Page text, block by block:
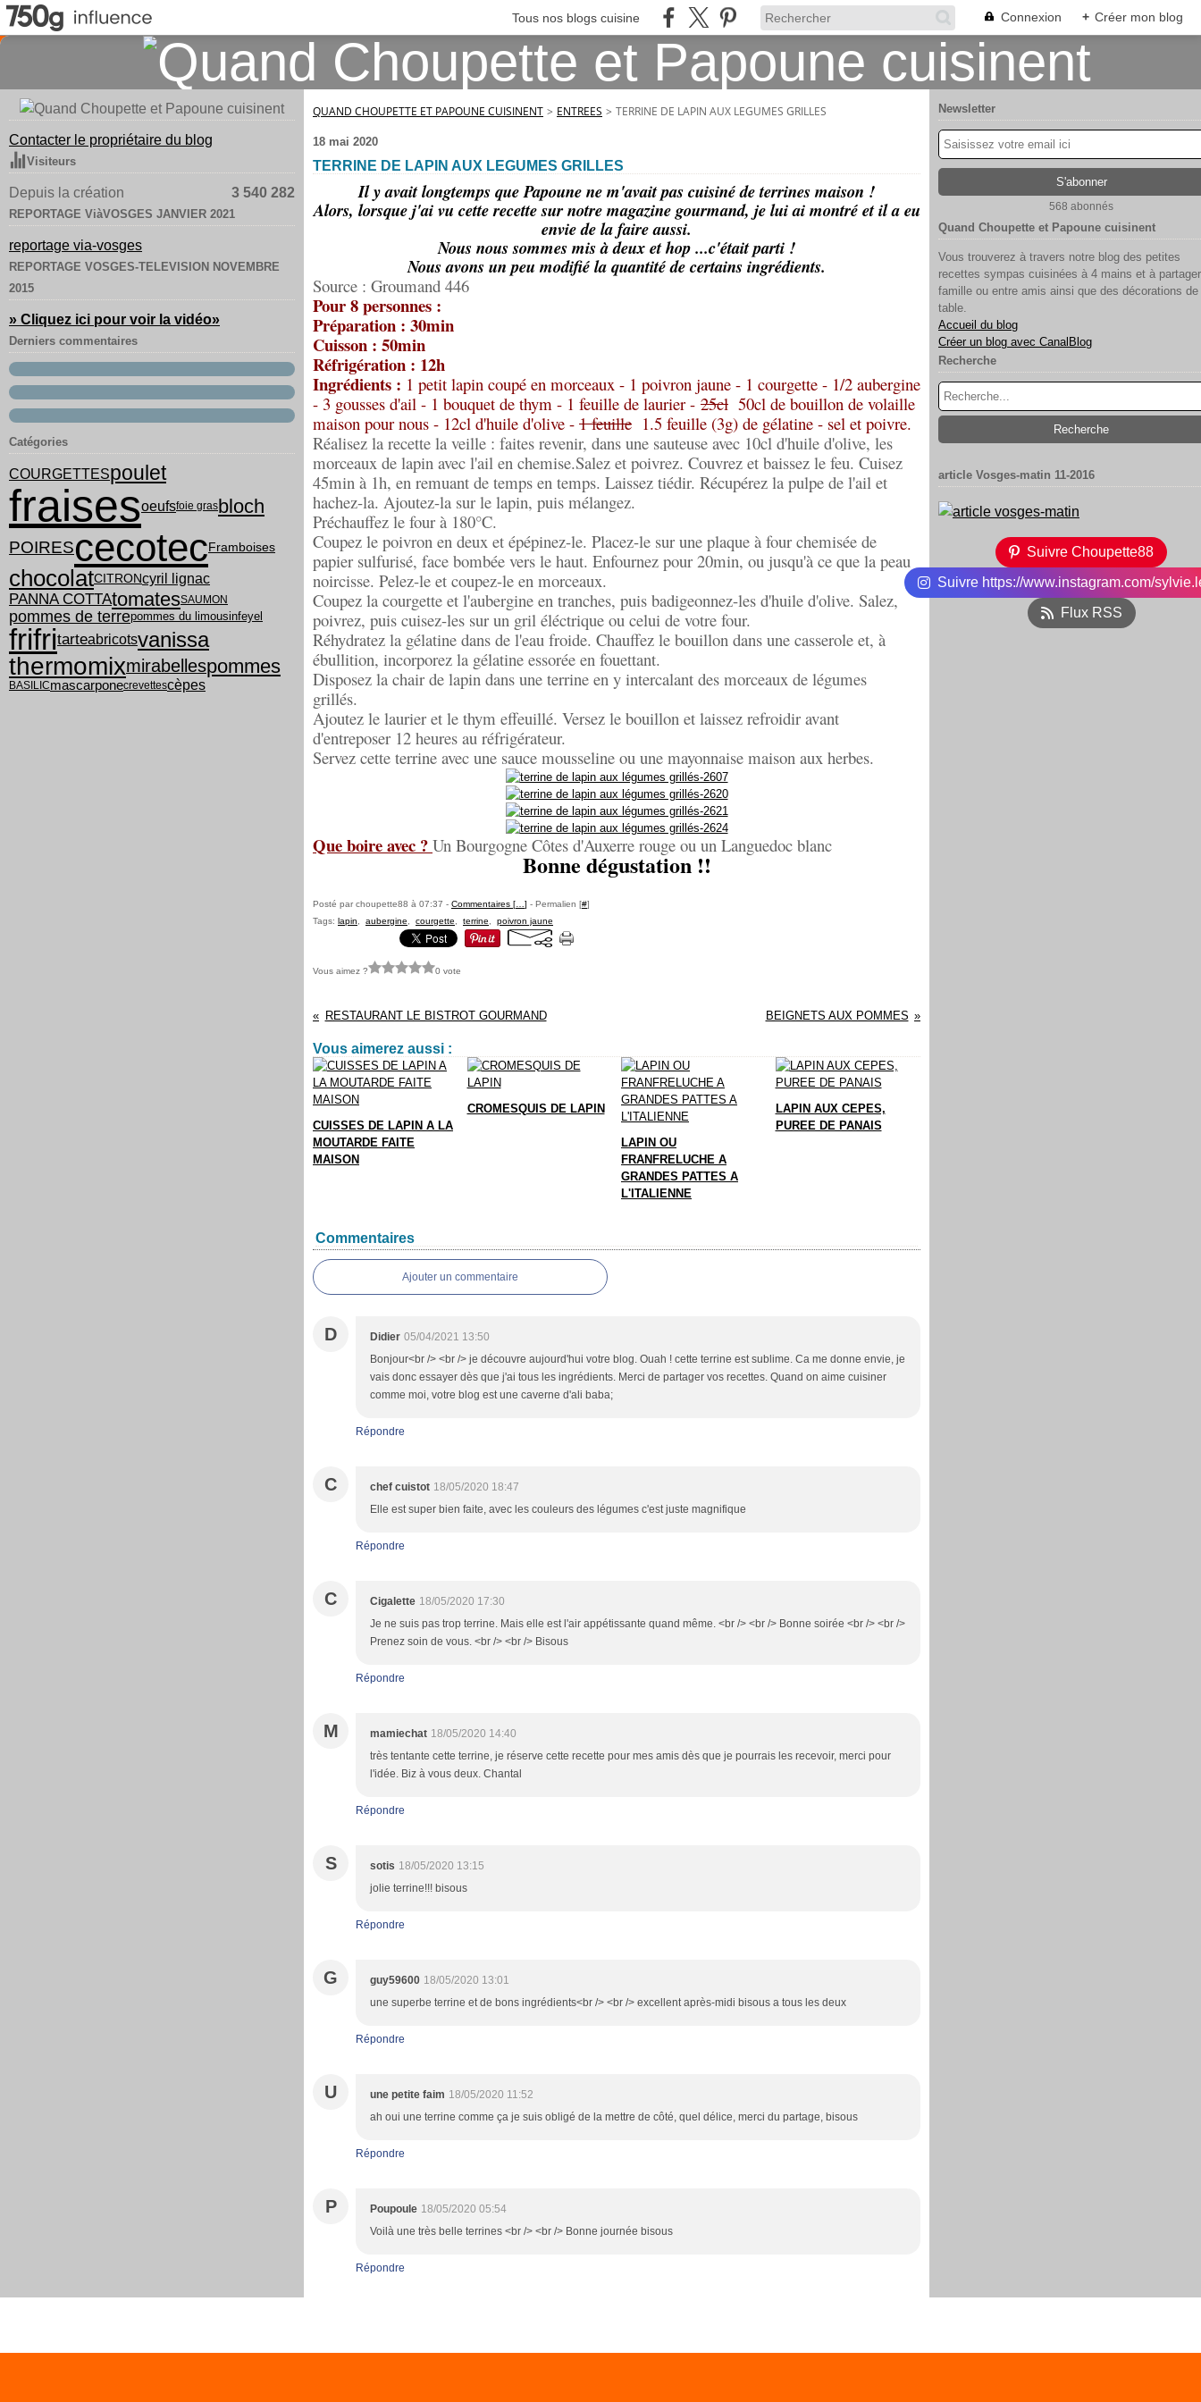
Tous nos blogs cuisine Connexion + Créer mon blog
Contacter le propriétaire du blog
Visiteurs
Depuis la création 3 540 282
REPORTAGE ViàVOSGES JANVIER 2021
reportage via-vosges
REPORTAGE VOSGES-TELEVISION NOVEMBRE
2015
» Cliquez ici pour voir la vidéo»
Derniers commentaires
Catégories
COURGETTESpoulet
fraisesoeufsfoie grasbloch
POIREScecotec Framboises
chocolatCITRONcyril lignac
PANNA COTTAtomatesSAUMON
pommes de terrepommes du limousinfeyel
frifritarteabricotsvanissa
thermomixmirabellespommes
BASILICmascarponecrevettescèpes
QUAND CHOUPETTE ET PAPOUNE CUISINENT > ENTREES > TERRINE DE LAPIN AUX LEGUMES GRILLES
18 mai 2020
TERRINE DE LAPIN AUX LEGUMES GRILLES
Il y avait longtemps que Papoune ne m'avait pas cuisiné de terrines maison !
Alors, lorsque j'ai vu cette recette sur notre magazine gourmand, je lui ai montré et il a eu
envie de la faire aussi.
Nous nous sommes mis à deux et hop ...c'était parti !
Nous avons un peu modifié la quantité de certains ingrédients.
Source : Groumand 446
Pour 8 personnes :
Préparation : 30min
Cuisson : 50min
Réfrigération : 12h
Ingrédients : 1 petit lapin coupé en morceaux - 1 poivron jaune - 1 courgette - 1/2 aubergine
- 3 gousses d'ail - 1 bouquet de thym - 1 feuille de laurier - 25cl 50cl de bouillon de volaille
maison pour nous - 12cl d'huile d'olive - 1 feuille 1.5 feuille (3g) de gélatine - sel et poivre.
Réalisez la recette la veille : faites revenir, dans une sauteuse avec 10cl d'huile d'olive, les
morceaux de lapin avec l'ail en chemise.Salez et poivrez. Couvrez et baissez le feu. Cuisez
45min à 1h, en remuant de temps en temps. Laissez tiédir. Récupérez la pulpe de l'ail et
hachez-la. Ajoutez-la sur le lapin, puis mélangez.
Préchauffez le four à 180°C.
Coupez le poivron en deux et épépinez-le. Placez-le sur une plaque à four chemisée de
papier sulfurisé, face bombée vers le haut. Enfournez pour 20min, ou jusqu'à ce que la peau
noircisse. Pelez-le et coupez-le en morceaux.
Coupez la courgette et l'aubergine en tranches, puis badigeonnez-les d'huile d'olive. Salez,
poivrez, puis cuisez-les sur un gril éléctrique ou celui de votre four.
Réhydratez la gélatine dans de l'eau froide. Chauffez le bouillon dans une casserole et, à
ébullition, incorporez la gélatine essorée en fouettant.
Disposez la chair de lapin dans une terrine en y intercalant des morceaux de légumes
grillés.
Ajoutez le laurier et le thym effeuillé. Versez le bouillon et laissez refroidir avant
d'entreposer 12 heures au réfrigérateur.
Servez cette terrine avec une sauce mousseline ou une mayonnaise maison aux herbes.
Que boire avec ? Un Bourgogne Côtes d'Auxerre rouge ou un Languedoc blanc
Bonne dégustation !!
Posté par choupette88 à 07:37 - Commentaires [ ] - Permalien [#]
Tags: lapin aubergine courgette terrine poivron jaune
Vous aimez ? 0 vote
RESTAURANT LE BISTROT GOURMAND BEIGNETS AUX POMMES
Vous aimerez aussi :
CUISSES DE LAPIN A LA
MOUTARDE FAITE
MAISON
CROMESQUIS DE LAPIN
LAPIN OU
FRANFRELUCHE A
GRANDES PATTES A
L'ITALIENNE
LAPIN AUX CEPES,
PUREE DE PANAIS
Commentaires
Ajouter un commentaire
D Didier 05/04/2021 13:50
Bonjour<br /> <br /> je découvre aujourd'hui votre blog. Ouah ! cette terrine est sublime. Ca me donne envie, je
vais donc essayer dès que j'ai tous les ingrédients. Merci de partager vos recettes. Quand on aime cuisiner
comme moi, votre blog est une caverne d'ali baba;
Répondre
C chef cuistot 18/05/2020 18:47
Elle est super bien faite, avec les couleurs des légumes c'est juste magnifique
Répondre
C Cigalette 18/05/2020 17:30
Je ne suis pas trop terrine. Mais elle est l'air appétissante quand même. <br /> <br /> Bonne soirée <br /> <br />
Prenez soin de vous. <br /> <br /> Bisous
Répondre
M mamiechat 18/05/2020 14:40
très tentante cette terrine, je réserve cette recette pour mes amis dès que je pourrais les recevoir, merci pour
l'idée. Biz à vous deux. Chantal
Répondre
S sotis 18/05/2020 13:15
jolie terrine!!! bisous
Répondre
G guy59600 18/05/2020 13:01
une superbe terrine et de bons ingrédients<br /> <br /> excellent après-midi bisous a tous les deux
Répondre
U une petite faim 18/05/2020 11:52
ah oui une terrine comme ça je suis obligé de la mettre de côté, quel délice, merci du partage, bisous
Répondre
P Poupoule 18/05/2020 05:54
Voilà une très belle terrines <br /> <br /> Bonne journée bisous
Répondre
Newsletter
568 abonnés
Quand Choupette et Papoune cuisinent
Vous trouverez à travers notre blog des petites
recettes sympas cuisinées à 4 mains et à
famille ou entre amis ainsi que des décorations de
table.
Accueil du blog
Créer un blog avec CanalBlog
Recherche
article Vosges-matin 11-2016
Suivre Choupette88
Suivre https://www.instagram.com/
Flux RSS